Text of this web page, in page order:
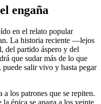
engaña
en el relato popular
La historia reciente —lejos
del partido áspero y del
que sudar más de lo que
salir vivo y hasta pegar
los patrones que se repiten.
épica se apaga a los veinte